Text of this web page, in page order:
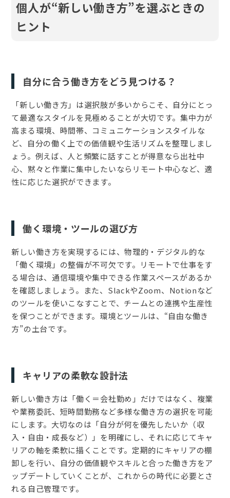
個人が“新しい働き方”を選ぶときの
ヒント
自分に合う働き方をどう見つける？
「新しい働き方」は選択肢が多いからこそ、自分にとっ
て最適なスタイルを見極めることが大切です。集中力が
高まる環境、時間帯、コミュニケーションスタイルな
ど、自分の働く上での価値観や生活リズムを整理しまし
ょう。例えば、人と頻繁に話すことが得意なら出社中
心、黙々と作業に集中したいならリモート中心など、適
性に応じた選択ができます。
働く環境・ツールの選び方
新しい働き方を実現するには、物理的・デジタル的な
「働く環境」の整備が不可欠です。リモートで仕事をす
る場合は、通信環境や集中できる作業スペースがあるか
を確認しましょう。また、SlackやZoom、Notionなど
のツールを使いこなすことで、チームとの連携や生産性
を保つことができます。環境とツールは、“自由な働き
方”の土台です。
キャリアの柔軟な設計法
新しい働き方は「働く＝会社勤め」だけではなく、複業
や業務委託、短時間勤務など多様な働き方の選択を可能
にします。大切なのは「自分が何を優先したいか（収
入・自由・成長など）」を明確にし、それに応じてキャ
リアの軸を柔軟に描くことです。定期的にキャリアの棚
卸しを行い、自分の価値観やスキルと合った働き方をア
ップデートしていくことが、これからの時代に必要とさ
れる自己管理です。